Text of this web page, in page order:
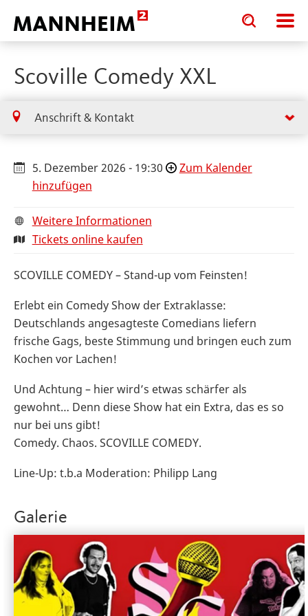
Toggle
search
input
Toggle
search
input
Scoville Comedy XXL
Anschrift & Kontakt
5. Dezember 2026 - 19:30
Zum Kalender
hinzufügen
Weitere Informationen
Tickets online kaufen
SCOVILLE COMEDY – Stand-up vom Feinsten!
Erlebt ein Comedy Show der Extraklasse:
Deutschlands angesagteste Comedians liefern
frische Gags, beste Stimmung und bringen euch zum
Kochen vor Lachen!
Und Achtung – hier wird’s etwas schärfer als
gewohnt… Denn diese Show hat ein Extra, das es so
nur bei uns gibt!
Comedy. Chaos. SCOVILLE COMEDY.
Line-Up: t.b.a Moderation: Philipp Lang
Galerie